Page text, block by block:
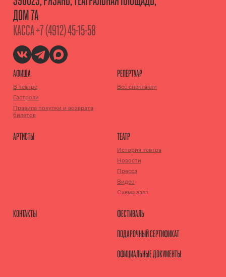
ДОМ 7А
КАССА+7 (4912) 45-15-58
АФИША
В театре
Гастроли
Правила покупки и возврата
билетов
РЕПЕРТУАР
Все спектакли
АРТИСТЫ ТЕАТР
История театра
Новости
Пресса
Видео
Схема зала
КОНТАКТЫ
ФЕСТИВАЛЬ
ПОДАРОЧНЫЙ СЕРТИФИКАТ
ОФИЦИАЛЬНЫЕ ДОКУМЕНТЫ